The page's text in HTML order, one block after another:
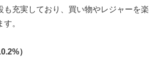
も充実しており、買い物やレジャーを楽
。
）